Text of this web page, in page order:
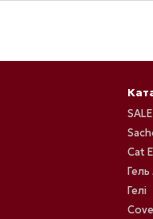
Cat
Гель
Гелі